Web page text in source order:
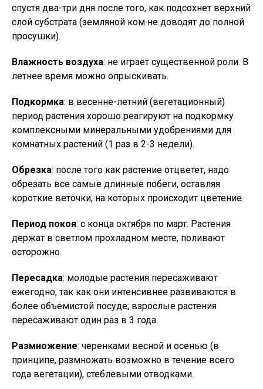
спустя два-три дня после того, как подсохнет верхний
слой субстрата (земляной ком не доводят до полной
просушки).
Влажность воздуха: не играет существенной роли. В
летнее время можно опрыскивать.
Подкормка: в весенне-летний (вегетационный)
период растения хорошо реагируют на подкормку
комплексными минеральными удобрениями для
комнатных растений (1 раз в 2-3 недели).
Обрезка: после того как растение отцветет, надо
обрезать все самые длинные побеги, оставляя
короткие веточки, на которых происходит цветение.
Период покоя: с конца октября по март. Растения
держат в светлом прохладном месте, поливают
осторожно.
Пересадка: молодые растения пересаживают
ежегодно, так как они интенсивнее развиваются в
более объемистой посуде; взрослые растения
пересаживают один раз в 3 года.
Размножение: черенками весной и осенью (в
принципе, размножать возможно в течение всего
года вегетации), стеблевыми отводками.